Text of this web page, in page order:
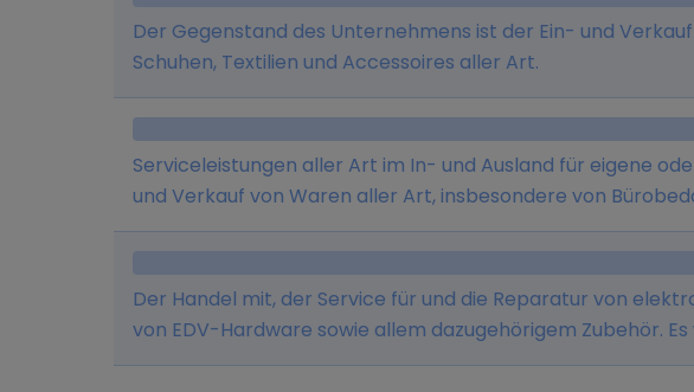
Der Gegenstand des Unternehmens ist der Ein- und
Schuhen, Textilien und Accessoires aller Art.
Serviceleistungen aller Art im In- und Ausland für eigene
und Verkauf von Waren aller Art, insbesondere von
Vermittlung von Versicherungen und Bausparverträgen.
Der Handel mit, der Service für und die Reparatur von
von EDV-Hardware sowie allem dazugehörigem Zubehör.
betrieben.